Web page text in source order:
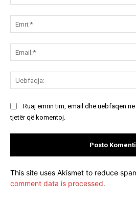
Ruaj emrin tim, email dhe uebfaqen
tjetër që komentoj.
This site uses Akismet to reduce
comment data is processed.